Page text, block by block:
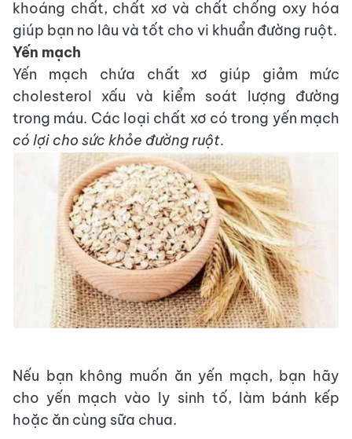
khoáng chất, chất xơ và chất chống oxy hóa
giúp bạn no lâu và tốt cho vi khuẩn đường ruột.
Yến mạch
Yến mạch chứa chất xơ giúp giảm mức
cholesterol xấu và kiểm soát lượng đường
trong máu. Các loại chất xơ có trong yến mạch
có lợi cho sức khỏe đường ruột.
Nếu bạn không muốn ăn yến mạch, bạn hãy
cho yến mạch vào ly sinh tố, làm bánh kếp
hoặc ăn cùng sữa chua.